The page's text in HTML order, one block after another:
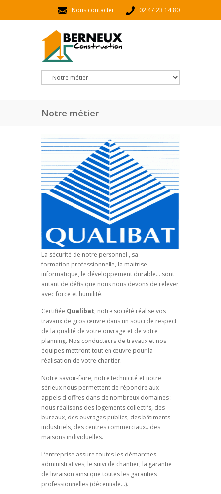
Nous contacter 02 47 23 14 80
Notre métier
La sécurité de notre personnel , sa
formation professionnelle, la maitrise
informatique, le développement durable… sont
autant de défis que nous nous devons de relever
avec force et humilité.
Certifiée Qualibat, notre société réalise vos
travaux de gros œuvre dans un souci de respect
de la qualité de votre ouvrage et de votre
planning. Nos conducteurs de travaux et nos
équipes mettronttout en œuvre pour la
réalisation de votre chantier.
Notre savoir-faire, notre technicité et notre
sérieux nous permettent de répondre aux
appels d'offres dans de nombreux domaines :
nous réalisons des logements collectifs, des
bureaux, des ouvrages publics, des bâtiments
industriels, des centres commerciaux...des
maisons individuelles.
L’entreprise assure toutes les démarches
administratives, le suivi de chantier, la garantie
de livraison ainsi que toutes les garanties
professionnelles (décennale...).